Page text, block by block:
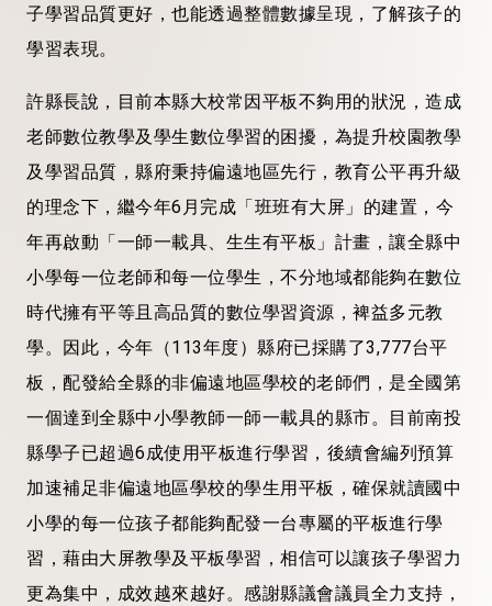
子學習品質更好，也能透過整體數據呈現，了解孩子的
學習表現。
許縣長說，目前本縣大校常因平板不夠用的狀況，造成
老師數位教學及學生數位學習的困擾，為提升校園教學
及學習品質，縣府秉持偏遠地區先行，教育公平再升級
的理念下，繼今年6月完成「班班有大屏」的建置，今
年再啟動「一師一載具、生生有平板」計畫，讓全縣中
小學每一位老師和每一位學生，不分地域都能夠在數位
時代擁有平等且高品質的數位學習資源，裨益多元教
學。因此，今年（113年度）縣府已採購了3,777台平
板，配發給全縣的非偏遠地區學校的老師們，是全國第
一個達到全縣中小學教師一師一載具的縣市。目前南投
縣學子已超過6成使用平板進行學習，後續會編列預算
加速補足非偏遠地區學校的學生用平板，確保就讀國中
小學的每一位孩子都能夠配發一台專屬的平板進行學
習，藉由大屏教學及平板學習，相信可以讓孩子學習力
更為集中，成效越來越好。感謝縣議會議員全力支持，